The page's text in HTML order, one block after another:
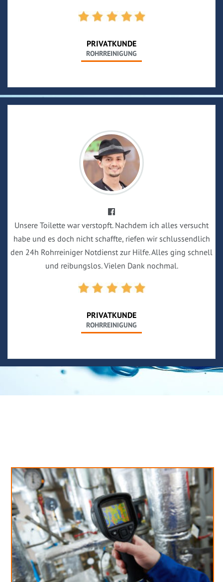
PRIVATKUNDE
ROHRREINIGUNG
Unsere Toilette war verstopft. Nachdem ich alles versucht
habe und es doch nicht schaffte, riefen wir schlussendlich
den 24h Rohrreiniger Notdienst zur Hilfe. Alles ging schnell
und reibungslos. Vielen Dank nochmal.
PRIVATKUNDE
ROHRREINIGUNG